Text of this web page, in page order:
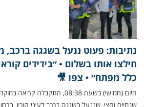
נתיבות: פעוט ננעל בשגגה ברכב,
חילצו אותו בשלום • ״בידידים
כלל מפתח״ • צפו 🎥
היום (חמישי) בשעה 08:38, התקבלה
שנתיים וחצי, שננעל בשגגה ברכב לעיני הוריו,